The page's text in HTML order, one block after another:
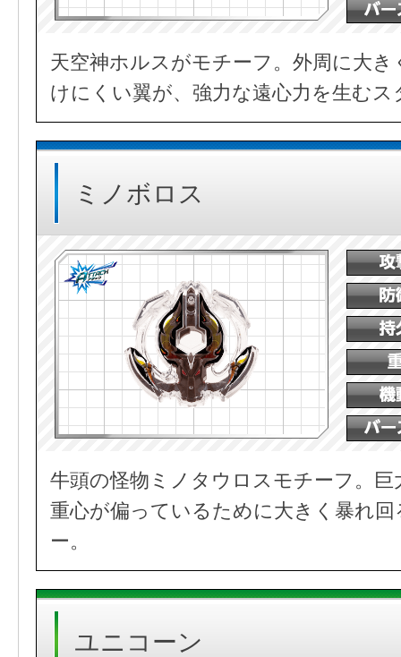
天空神ホルスがモチーフ。外周に大
けにくい翼が、強力な遠心力を生む
ミノボロス
牛頭の怪物ミノタウロスモチーフ。
重心が偏っているために大きく暴れ
ー。
ユニコーン